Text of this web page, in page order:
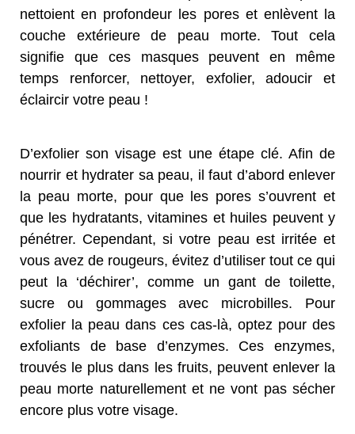
nettoient en profondeur les pores et enlèvent la
couche extérieure de peau morte. Tout cela
signifie que ces masques peuvent en même
temps renforcer, nettoyer, exfolier, adoucir et
éclaircir votre peau !
D’exfolier son visage est une étape clé. Afin de
nourrir et hydrater sa peau, il faut d’abord enlever
la peau morte, pour que les pores s’ouvrent et
que les hydratants, vitamines et huiles peuvent y
pénétrer. Cependant, si votre peau est irritée et
vous avez de rougeurs, évitez d’utiliser tout ce qui
peut la ‘déchirer’, comme un gant de toilette,
sucre ou gommages avec microbilles. Pour
exfolier la peau dans ces cas-là, optez pour des
exfoliants de base d’enzymes. Ces enzymes,
trouvés le plus dans les fruits, peuvent enlever la
peau morte naturellement et ne vont pas sécher
encore plus votre visage.